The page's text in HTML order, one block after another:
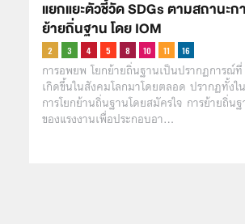
แยกแยะตัวชี้วัด SDGs ตามสถานะก
ย้ายถิ่นฐาน โดย IOM
การอพยพ โยกย้ายถิ่นฐานเป็นปรากฏการณ์ที่
เกิดขึ้นในสังคมโลกมาโดยตลอด ปรากฏทั้งใ
การโยกย้านถิ่นฐานโดยสมัครใจ การย้ายถิ่น
ของแรงงานเพื่อประกอบอา…